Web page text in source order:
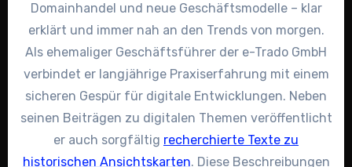
Domainhandel und neue Geschäftsmodelle – klar
erklärt und immer nah an den Trends von morgen.
Als ehemaliger Geschäftsführer der e-Trado GmbH
verbindet er langjährige Praxiserfahrung mit einem
sicheren Gespür für digitale Entwicklungen. Neben
seinen Beiträgen zu digitalen Themen veröffentlicht
er auch sorgfältig recherchierte Texte zu
historischen Ansichtskarten. Diese Beschreibungen